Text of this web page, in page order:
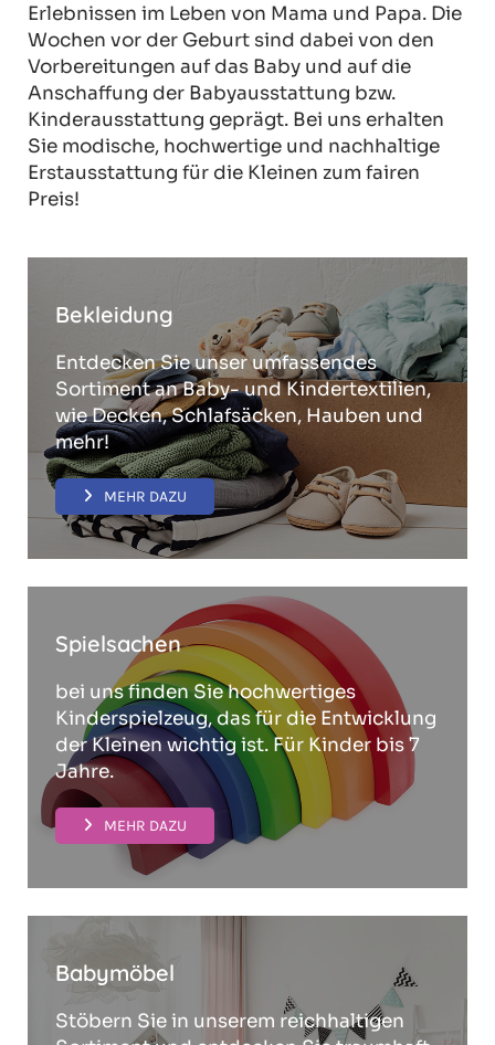
Erlebnissen im Leben von Mama und Papa. Die
Wochen vor der Geburt sind dabei von den
Vorbereitungen auf das Baby und auf die
Anschaffung der Babyausstattung bzw.
Kinderausstattung geprägt. Bei uns erhalten
Sie modische, hochwertige und nachhaltige
Erstausstattung für die Kleinen zum fairen
Preis!
Bekleidung
Entdecken Sie unser umfassendes
Sortiment an Baby- und Kindertextilien,
wie Decken, Schlafsäcken, Hauben und
mehr!
MEHR DAZU
Spielsachen
bei uns finden Sie hochwertiges
Kinderspielzeug, das für die Entwicklung
der Kleinen wichtig ist. Für Kinder bis 7
Jahre.
MEHR DAZU
Babymöbel
Stöbern Sie in unserem reichhaltigen